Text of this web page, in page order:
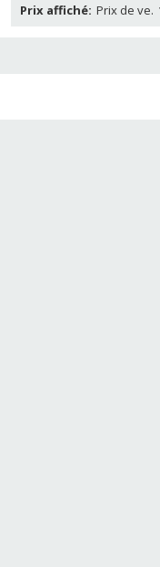
Prix affiché: Prix de ve.